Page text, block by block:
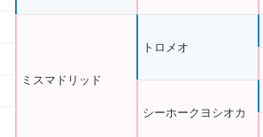
ミスマドリッド
トロメオ
シーホークヨシオカ